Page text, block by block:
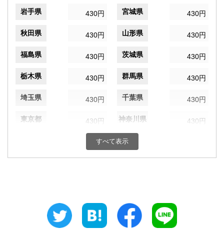
岩手県 430円 宮城県 430円
秋田県 430円 山形県 430円
福島県 430円 茨城県 430円
栃木県 430円 群馬県 430円
埼玉県 430円 千葉県 430円
東京都 430円 神奈川県 430円
430円 富山県
静岡県
430円 三重県
すべて表示